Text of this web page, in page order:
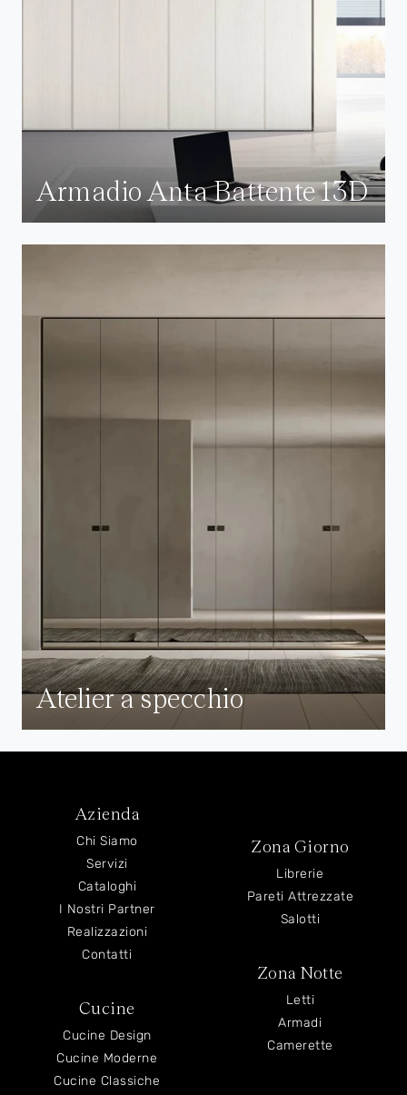
Armadio Anta Battente 13D
Atelier a specchio
Azienda
Chi Siamo
Servizi
Cataloghi
I Nostri Partner
Realizzazioni
Contatti
Cucine
Cucine Design
Cucine Moderne
Cucine Classiche
Zona Giorno
Librerie
Pareti Attrezzate
Salotti
Zona Notte
Letti
Armadi
Camerette